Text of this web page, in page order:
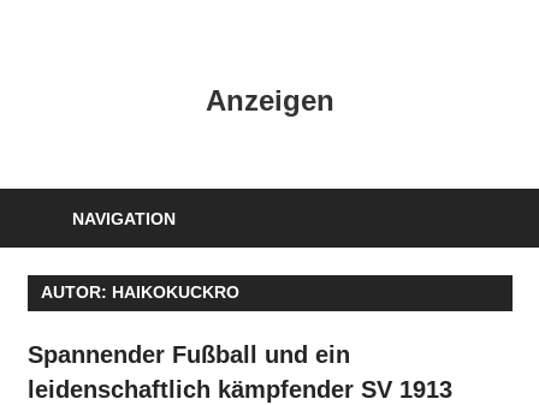
Anzeigen
NAVIGATION
AUTOR: HAIKOKUCKRO
Spannender Fußball und ein
leidenschaftlich kämpfender SV 1913